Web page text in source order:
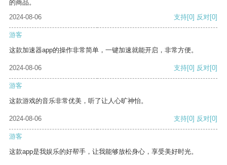
的商品。
2024-08-06
支持[0] 反对[0]
游客
这款加速器app的操作非常简单，一键加速就能开启，非常方便。
2024-08-06 支持[0] 反对[0]
游客
这款游戏的音乐非常优美，听了让人心旷神怡。
2024-08-06 支持[0] 反对[0]
游客
这款app是我娱乐的好帮手，让我能够放松身心，享受美好时光。